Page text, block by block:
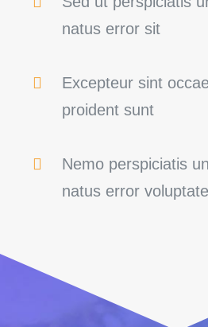
natus error sit
Excepteur sint
proident sunt
Nemo perspiciatis
natus error